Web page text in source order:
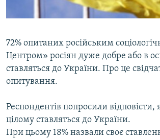
УКРАЇНСЬКА ПРОБЛЕМА КРИМУ
Усі сайти RFE/RL
72% опитаних російським
Центром» росіян дуже добре або в
ставляться до України. Про це
опитування.
Респондентів попросили відповісти,
цілому ставляться до України.
При цьому 18% назвали своє